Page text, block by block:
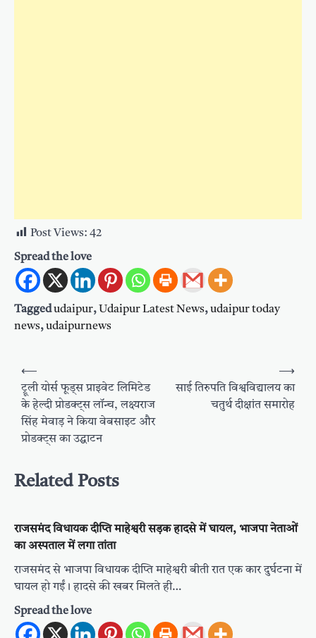
Post Views: 42
Spread the love
Taggedudaipur, Udaipur Latest News,udaipur today
news,udaipurnews
Post
navigation
⟵
ट्रूली योर्स फूड्स प्राइवेट लिमिटेड
के हेल्दी प्रोडक्ट्स लॉन्च, लक्ष्यराज
सिंह मेवाड़ ने किया वेबसाइट और
प्रोडक्ट्स का उद्घाटन
साई तिरुपति विश्वविद्यालय का
चतुर्थ दीक्षांत समारोह
⟶
Related Posts
राजसमंद विधायक दीप्ति माहेश्वरी सड़क हादसे में घायल, भाजपा नेताओं
का अस्पताल में लगा तांता
राजसमंद से भाजपा विधायक दीप्ति माहेश्वरी बीती रात एक कार दुर्घटना में
घायल हो गईं। हादसे की खबर मिलते ही…
Spread the love